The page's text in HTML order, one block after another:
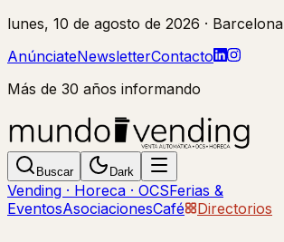
lunes, 10 de agosto de 2026 · Barcelona
AnúnciateNewsletterContacto
Más de 30 años informando
Buscar Dark
Vending · Horeca · OCSFerias &
EventosAsociacionesCafé Directorios